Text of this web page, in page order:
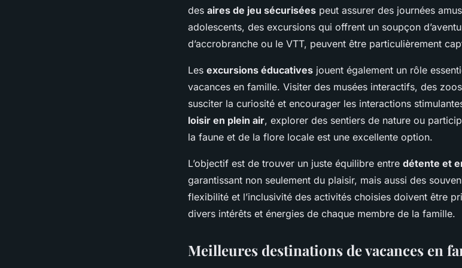
des aires de jeu sécurisées peut assurer des journées
adolescents, des excursions qui offrent un soupçon
d’accrobranche ou le VTT, peuvent être particulièrement
Les excursions éducatives jouent également un rôle
vacances en famille. Visiter des musées interactifs, des
susciter la curiosité et encourager les interactions
loisir en plein air, explorer des sentiers de nature ou
la faune et de la flore locale est une excellente option.
L’objectif est de trouver un juste équilibre entre détente et
garantissant non seulement du plaisir, mais aussi des
flexibilité et l’inclusivité des activités choisies doivent être
divers intérêts et énergies de chaque membre de la famille.
Meilleures destinations de vacances en